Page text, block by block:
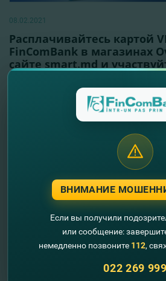
08.02.2021
Расплачивайтесь картой
FinComBank в магазинах
сайте smart.md и
Spring!
ВНИМАНИЕ
Если вы получили
или сообщение:
немедленно позвоните 112,
022 269 999